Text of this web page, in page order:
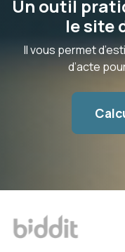
Un outil
le site
Il vous permet
d’acte